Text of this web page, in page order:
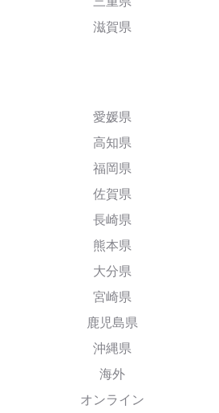
滋賀県
愛媛県
高知県
福岡県
佐賀県
長崎県
熊本県
大分県
宮崎県
鹿児島県
沖縄県
海外
オンライン